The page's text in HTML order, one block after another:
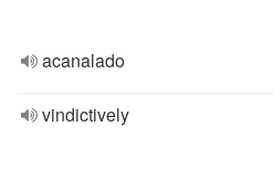
acanalado
vindictively